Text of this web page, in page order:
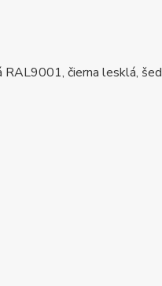
čierna lesklá,